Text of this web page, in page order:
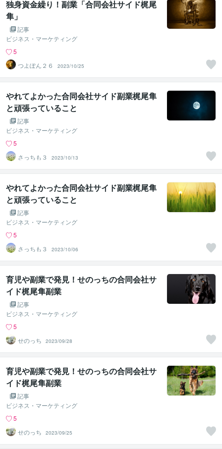
独身資金繰り！副業「合同会社サイド梶尾
隼」
記事
ビジネス・マーケティング
5
つよぽん２６
2023/10/25
やれてよかった合同会社サイド副業梶尾隼
と頑張っていること
記事
ビジネス・マーケティング
5
さっちも３
2023/10/13
やれてよかった合同会社サイド副業梶尾隼
と頑張っていること
記事
ビジネス・マーケティング
5
さっちも３
2023/10/06
育児や副業で発見！せのっちの合同会社サ
イド梶尾隼副業
記事
ビジネス・マーケティング
5
せのっち
2023/09/28
育児や副業で発見！せのっちの合同会社サ
イド梶尾隼副業
記事
ビジネス・マーケティング
5
せのっち
2023/09/25